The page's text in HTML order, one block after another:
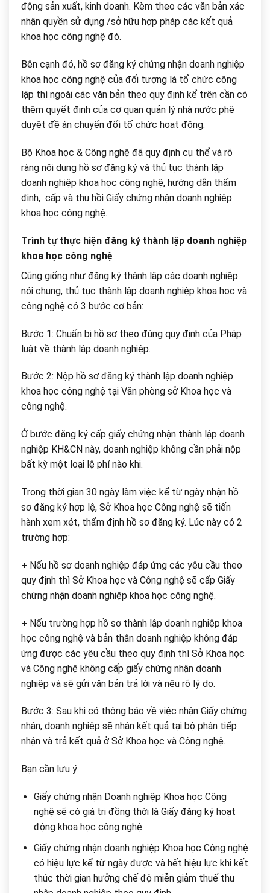
động sản xuất, kinh doanh. Kèm theo các văn bản xác
nhận quyền sử dụng /sở hữu hợp pháp các kết quả
khoa học công nghệ đó.
Bên cạnh đó, hồ sơ đăng ký chứng nhận doanh nghiệp
khoa học công nghệ của đối tượng là tổ chức công
lập thì ngoài các văn bản theo quy định kể trên cần có
thêm quyết định của cơ quan quản lý nhà nước phê
duyệt đề án chuyển đổi tổ chức hoạt động.
Bộ Khoa học & Công nghệ đã quy định cụ thể và rõ
ràng nội dung hồ sơ đăng ký và thủ tục thành lập
doanh nghiệp khoa học công nghệ, hướng dẫn thẩm
định, cấp và thu hồi Giấy chứng nhận doanh nghiệp
khoa học công nghệ.
Trình tự thực hiện đăng ký thành lập doanh nghiệp
khoa học công nghệ
Cũng giống như đăng ký thành lập các doanh nghiệp
nói chung, thủ tục thành lập doanh nghiệp khoa học và
công nghệ có 3 bước cơ bản:
Bước 1: Chuẩn bị hồ sơ theo đúng quy định của Pháp
luật về thành lập doanh nghiệp.
Bước 2: Nộp hồ sơ đăng ký thành lập doanh nghiệp
khoa học công nghệ tại Văn phòng sở Khoa học và
công nghệ.
Ở bước đăng ký cấp giấy chứng nhận thành lập doanh
nghiệp KH&CN này, doanh nghiệp không cần phải nộp
bất kỳ một loại lệ phí nào khi.
Trong thời gian 30 ngày làm việc kể từ ngày nhận hồ
sơ đăng ký hợp lệ, Sở Khoa học Công nghệ sẽ tiến
hành xem xét, thẩm định hồ sơ đăng ký. Lúc này có 2
trường hợp:
+ Nếu hồ sơ doanh nghiệp đáp ứng các yêu cầu theo
quy định thì Sở Khoa học và Công nghệ sẽ cấp Giấy
chứng nhận doanh nghiệp khoa học công nghệ.
+ Nếu trường hợp hồ sơ thành lập doanh nghiệp khoa
học công nghệ và bản thân doanh nghiệp không đáp
ứng được các yêu cầu theo quy định thì Sở Khoa học
và Công nghệ không cấp giấy chứng nhận doanh
nghiệp và sẽ gửi văn bản trả lời và nêu rõ lý do.
Bước 3: Sau khi có thông báo về việc nhận Giấy chứng
nhận, doanh nghiệp sẽ nhận kết quả tại bộ phận tiếp
nhận và trả kết quả ở Sở Khoa học và Công nghệ.
Bạn cần lưu ý:
Giấy chứng nhận Doanh nghiệp Khoa học Công
nghệ sẽ có giá trị đồng thời là Giấy đăng ký hoạt
động khoa học công nghệ.
Giấy chứng nhận doanh nghiệp Khoa học Công nghệ
có hiệu lực kể từ ngày được và hết hiệu lực khi kết
thúc thời gian hưởng chế độ miễn giảm thuế thu